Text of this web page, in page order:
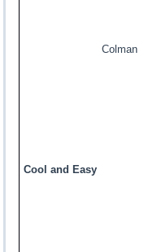
Colman
Cool and Easy